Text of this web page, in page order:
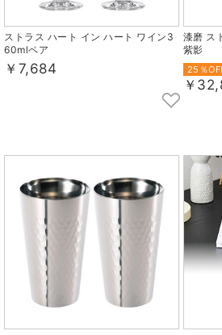
ストラス ハート イン ハート ワイン3
60mlペア
￥7,684
漆磨 ス
紫影
25％
￥